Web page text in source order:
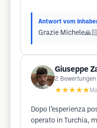
Antwort vom
Grazie
Giuseppe
2 Bewertungen
★★★★★
Dopo l’esperienza
operato in Turchia,